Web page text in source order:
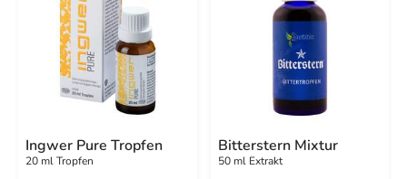
Ingwer Pure Tropfen
20 ml Tropfen
Bitterstern Mixtur
50 ml Extrakt